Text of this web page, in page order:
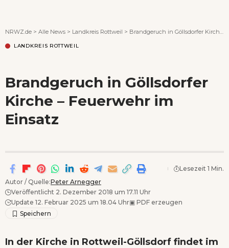
NRWZ.de > Alle News > Landkreis Rottweil > Brandgeruch in Göllsdorfer Kirche – Feuerwehr im Einsatz
LANDKREIS ROTTWEIL
Brandgeruch in Göllsdorfer
Kirche – Feuerwehr im
Einsatz
Autor / Quelle:Peter Arnegger
Veröffentlicht 2. Dezember 2018 um 17.11 Uhr
Update 12. Februar 2025 um 18.04 Uhr▣ PDF erzeugen
Lesezeit 1 Min.
In der Kirche in Rottweil-Göllsdorf findet im